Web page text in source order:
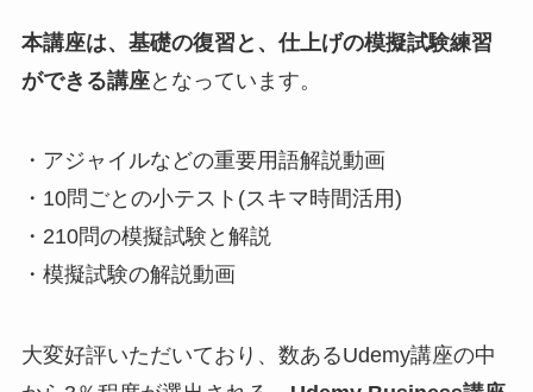
本講座は、基礎の復習と、仕上げの模擬試験練習
ができる講座となっています。
・アジャイルなどの重要用語解説動画
・10問ごとの小テスト(スキマ時間活用)
・210問の模擬試験と解説
・模擬試験の解説動画
大変好評いただいており、数あるUdemy講座の中